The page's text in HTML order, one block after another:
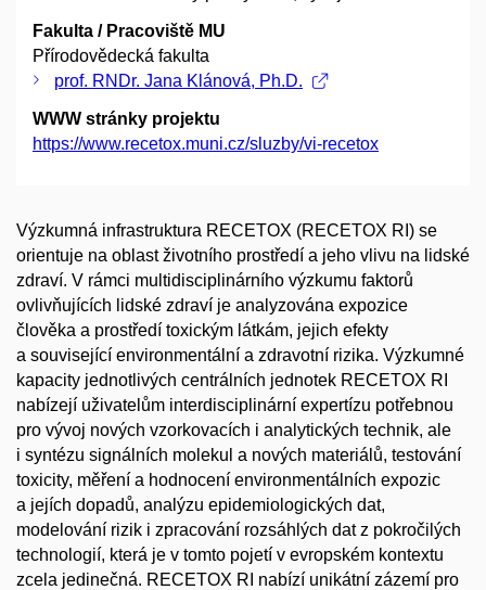
Fakulta / Pracoviště MU
Přírodovědecká fakulta
prof. RNDr. Jana Klánová, Ph.D.
WWW stránky projektu
https://www.recetox.muni.cz/sluzby/vi-recetox
Výzkumná infrastruktura RECETOX (RECETOX RI) se
orientuje na oblast životního prostředí a jeho vlivu na lidské
zdraví. V rámci multidisciplinárního výzkumu faktorů
ovlivňujících lidské zdraví je analyzována expozice
člověka a prostředí toxickým látkám, jejich efekty
a související environmentální a zdravotní rizika. Výzkumné
kapacity jednotlivých centrálních jednotek RECETOX RI
nabízejí uživatelům interdisciplinární expertízu potřebnou
pro vývoj nových vzorkovacích i analytických technik, ale
i syntézu signálních molekul a nových materiálů, testování
toxicity, měření a hodnocení environmentálních expozic
a jejích dopadů, analýzu epidemiologických dat,
modelování rizik i zpracování rozsáhlých dat z pokročilých
technologií, která je v tomto pojetí v evropském kontextu
zcela jedinečná. RECETOX RI nabízí unikátní zázemí pro